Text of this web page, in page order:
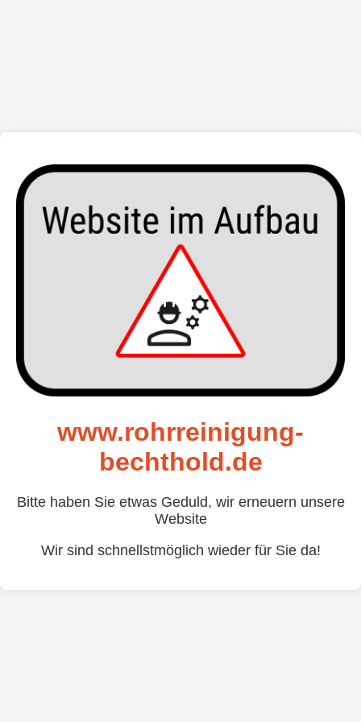
www.rohrreinigung-
bechthold.de
Bitte haben Sie etwas Geduld, wir erneuern unsere
Website
Wir sind schnellstmöglich wieder für Sie da!